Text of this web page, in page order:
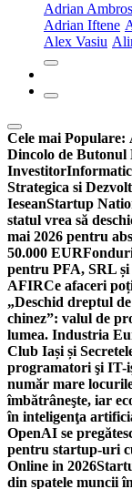
Adrian
Adrian Iftene
Alex Vasiu
Cele mai Populare:
Dincolo de Butonul
Investitor
Strategica si
IeseanStartup
statul vrea să
mai 2026 pentru
50.000 EUR
pentru PFA, SRL
AFIRCe afaceri
„Deschid dreptul
chinez”: valul de
lumea. Industria
Club Iași și
programatori şi IT-
număr mare
îmbătrâneşte, iar
în inteligenţa
OpenAI se
pentru startup-uri
Online in 2026
din spatele muncii